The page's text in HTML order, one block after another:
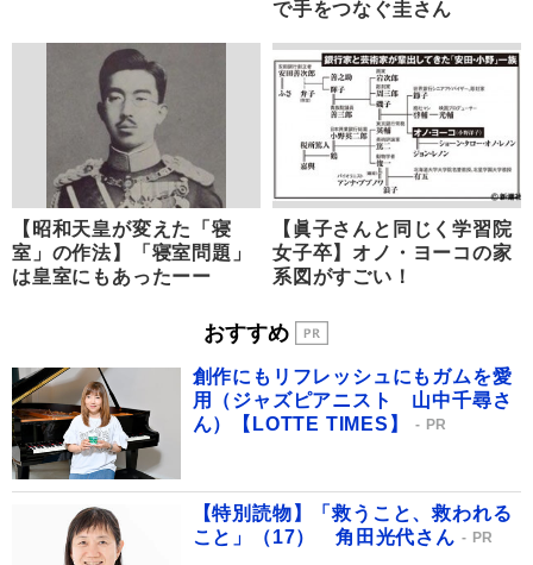
で手をつなぐ圭さん
【昭和天皇が変えた「寝
室」の作法】「寝室問題」
は皇室にもあったーー
【眞子さんと同じく学習院
女子卒】オノ・ヨーコの家
系図がすごい！
おすすめ
創作にもリフレッシュにもガムを愛
用（ジャズピアニスト 山中千尋さ
ん）【LOTTE TIMES】
PR
【特別読物】「救うこと、救われる
こと」（17） 角田光代さん
PR